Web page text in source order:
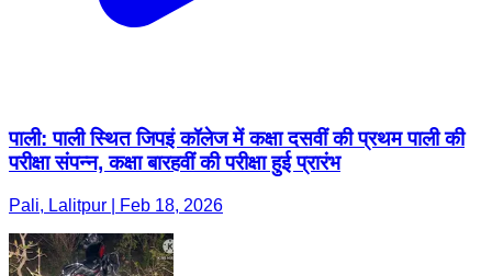
पाली: पाली स्थित जिपइं कॉलेज में कक्षा दसवीं की प्रथम पाली की
परीक्षा संपन्न, कक्षा बारहवीं की परीक्षा हुई प्रारंभ
Pali, Lalitpur | Feb 18, 2026